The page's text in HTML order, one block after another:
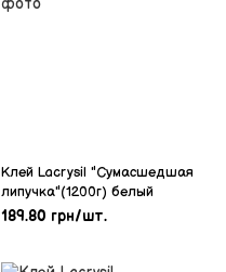
Клей Lacrysil "Сумасшедшая
липучка"(1200г) белый
189.80 грн/шт.